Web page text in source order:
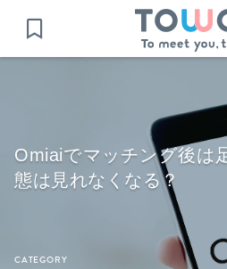
Omiaiでマッチング後は
態は見れなくなる？
CATEGORY